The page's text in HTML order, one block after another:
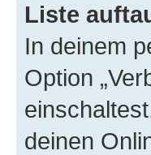
Liste
In deinem
Option
deinen